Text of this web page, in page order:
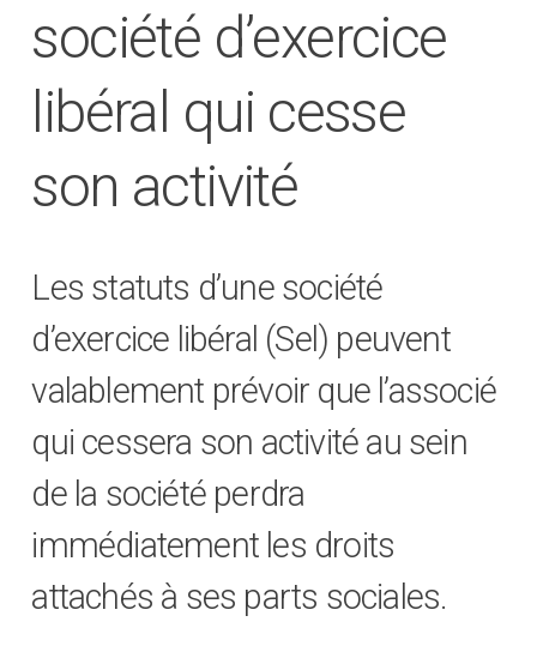
société d’exercice
libéral qui cesse
son activité
Les statuts d’une société
d’exercice libéral (Sel) peuvent
valablement prévoir que l’associé
qui cessera son activité au sein
de la société perdra
immédiatement les droits
attachés à ses parts sociales.